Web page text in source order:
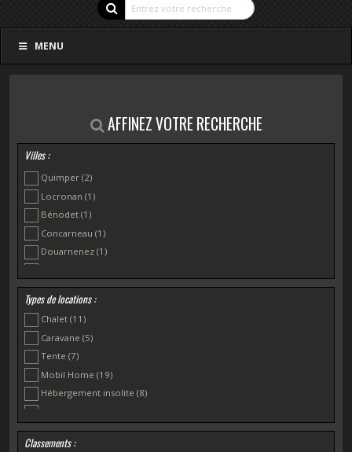
MENU
AFFINEZ VOTRE RECHERCHE
Villes :
Quimper(2)
Locronan(1)
Bénodet(1)
Concarneau(1)
Douarnenez(1)
La Forêt-Fouesnant(1)
Loctudy(1)
Névez(1)
Plomeur (1)
Plomodiern
Plonéour-Lanvern
Plonévez Porzay(1)
Types de locations :
Chalet(11)
Caravane(5)
Tente(7)
Mobil Home(19)
Hébergement insolite(8)
LODGE(6)
Classements :